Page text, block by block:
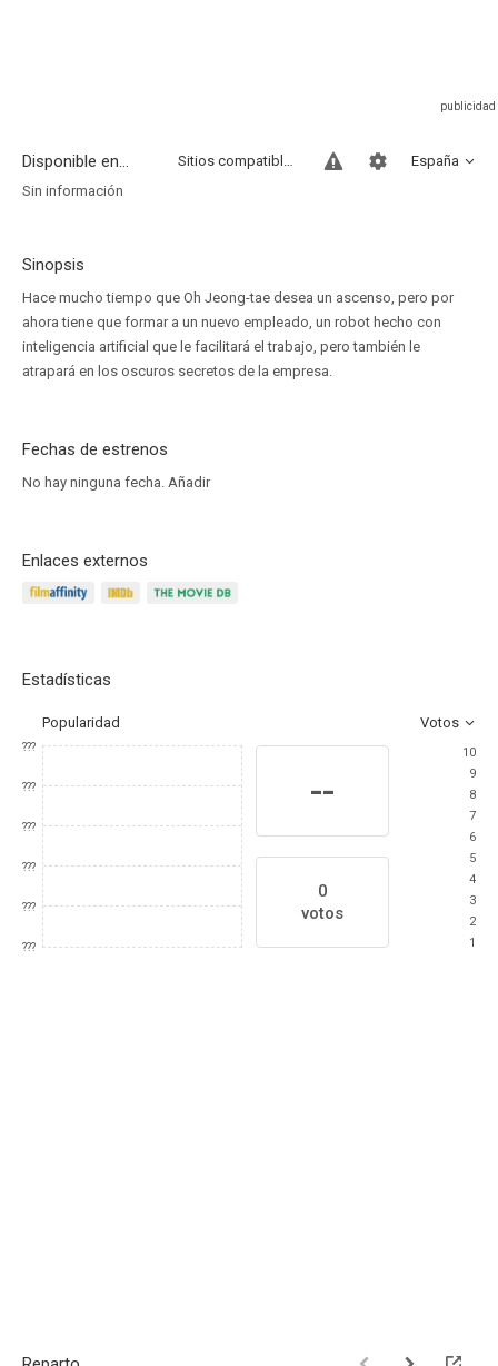
Disponible en... España
Sitios compatibles
Sin información
Sinopsis
Hace mucho tiempo que Oh Jeong-tae desea un ascenso, pero por
ahora tiene que formar a un nuevo empleado, un robot hecho con
inteligencia artificial que le facilitará el trabajo, pero también le
atrapará en los oscuros secretos de la empresa.
Fechas de estrenos
No hay ninguna fecha. Añadir
Enlaces externos
Estadísticas
Popularidad Votos
???
???
???
???
???
???
--
0
votos
10
9
8
7
6
5
4
3
2
1